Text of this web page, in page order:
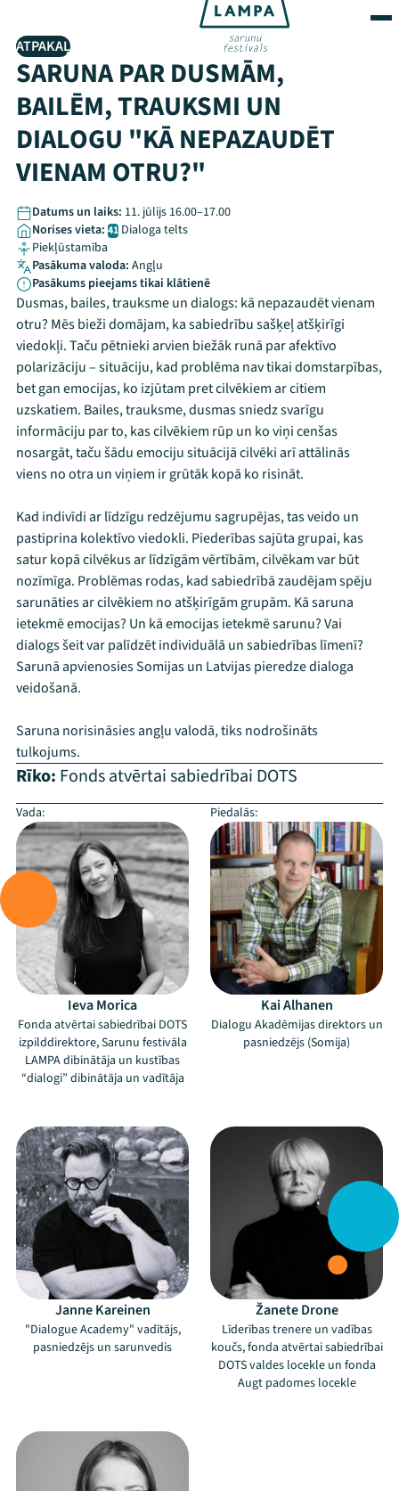
Mana programma
Festivāls
Programma
Viņi bija LAMPĀ 2026
Ziedo
ATPAKAĻ
SARUNA PAR DUSMĀM,
BAILĒM, TRAUKSMI UN
DIALOGU "KĀ NEPAZAUDĒT
VIENAM OTRU?"
Datums un laiks: 11. jūlijs 16.00–17.00
Norises vieta: 41 Dialoga telts
Piekļūstamība
Pasākuma valoda: Angļu
Pasākums pieejams tikai klātienē
Dusmas, bailes, trauksme un dialogs: kā nepazaudēt vienam
otru? Mēs bieži domājam, ka sabiedrību sašķeļ atšķirīgi
viedokļi. Taču pētnieki arvien biežāk runā par afektīvo
polarizāciju – situāciju, kad problēma nav tikai domstarpības,
bet gan emocijas, ko izjūtam pret cilvēkiem ar citiem
uzskatiem. Bailes, trauksme, dusmas sniedz svarīgu
informāciju par to, kas cilvēkiem rūp un ko viņi cenšas
nosargāt, taču šādu emociju situācijā cilvēki arī attālinās
viens no otra un viņiem ir grūtāk kopā ko risināt.
Kad indivīdi ar līdzīgu redzējumu sagrupējas, tas veido un
pastiprina kolektīvo viedokli. Piederības sajūta grupai, kas
satur kopā cilvēkus ar līdzīgām vērtībām, cilvēkam var būt
nozīmīga. Problēmas rodas, kad sabiedrībā zaudējam spēju
sarunāties ar cilvēkiem no atšķirīgām grupām. Kā saruna
ietekmē emocijas? Un kā emocijas ietekmē sarunu? Vai
dialogs šeit var palīdzēt individuālā un sabiedrības līmenī?
Sarunā apvienosies Somijas un Latvijas pieredze dialoga
veidošanā.
Saruna norisināsies angļu valodā, tiks nodrošināts
tulkojums.
Rīko: Fonds atvērtai sabiedrībai DOTS
Vada:
Ieva Morica
Fonda atvērtai sabiedrībai DOTS
izpilddirektore, Sarunu festivāla
LAMPA dibinātāja un kustības
“dialogi” dibinātāja un vadītāja
Piedalās:
Kai Alhanen
Dialogu Akadēmijas direktors un
pasniedzējs (Somija)
Janne Kareinen
"Dialogue Academy" vadītājs,
pasniedzējs un sarunvedis
Žanete Drone
Līderības trenere un vadības
koučs, fonda atvērtai sabiedrībai
DOTS valdes locekle un fonda
Augt padomes locekle